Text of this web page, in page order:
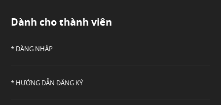
Dành cho thành viên
* ĐĂNG NHẬP
* HƯỚNG DẪN ĐĂNG KÝ